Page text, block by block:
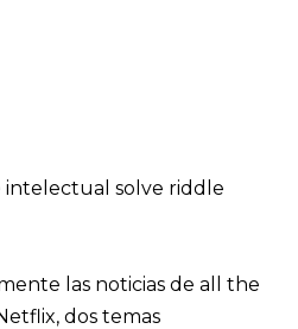
solve riddle
las noticias de all the
dos temas